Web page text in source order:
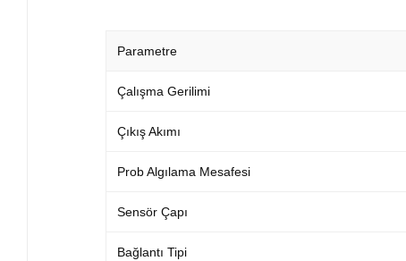
Parametre
Çalışma Gerilimi
Çıkış Akımı
Prob Algılama Mesafesi
Sensör Çapı
Bağlantı Tipi